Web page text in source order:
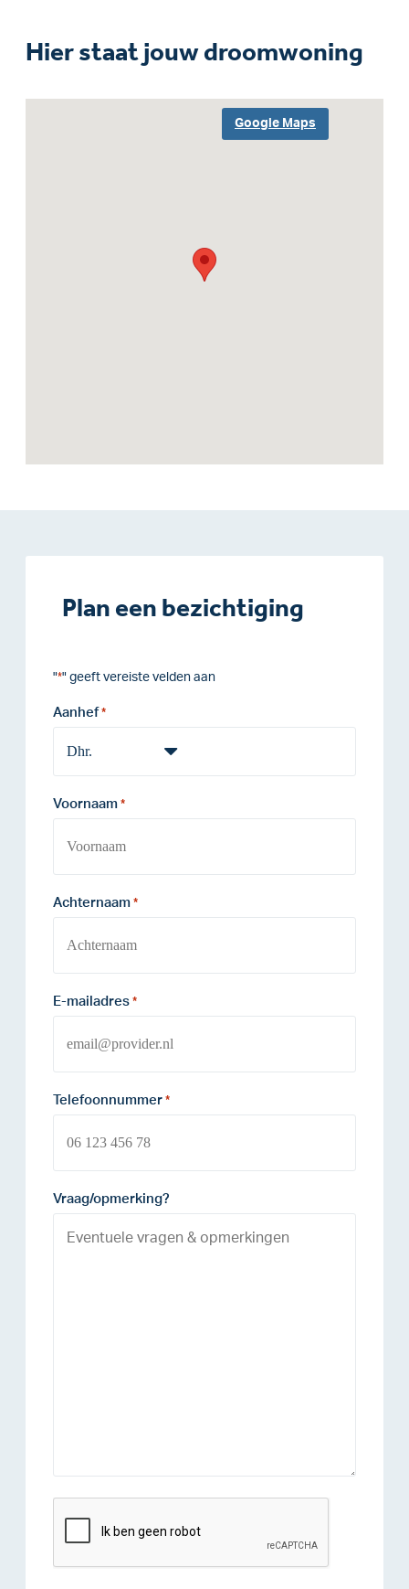
Hier staat jouw droomwoning
Google Maps
Plan een bezichtiging
"*" geeft vereiste velden aan
Aanhef *
Voornaam *
Achternaam *
E-mailadres *
Telefoonnummer *
Vraag/opmerking?